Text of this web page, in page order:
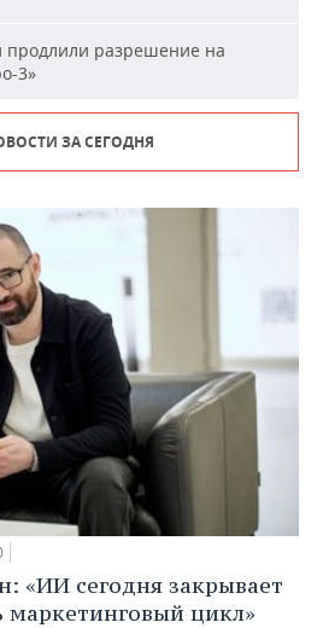
продлили разрешение на
3»
ЗА СЕГОДНЯ
«ИИ сегодня закрывает
маркетинговый цикл»